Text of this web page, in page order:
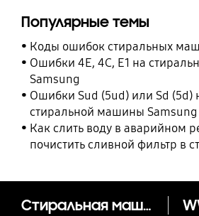
Популярные темы
Коды ошибок стиральных
Ошибки 4E, 4C, E1 на
Samsung
Ошибки Sud (5ud) или Sd (5d)
стиральной машины Samsung
Как слить воду в аварийном
почистить сливной фильтр в
Стиральная машина WW4100A, 7 кг